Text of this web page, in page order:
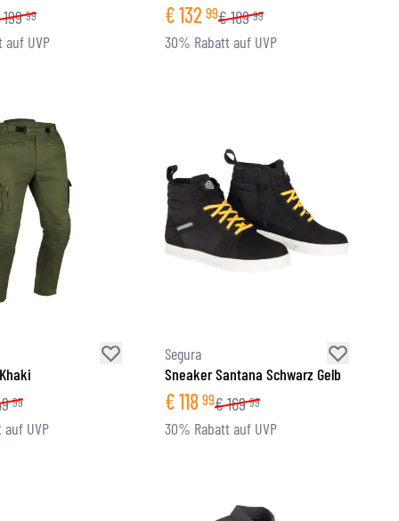
199 99
auf UVP
€132 99€189 99
30% Rabatt auf UVP
99
UVP
Segura
Sneaker Santana Schwarz Gelb
€118 99€169 99
30% Rabatt auf UVP